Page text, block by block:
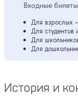
Входные
Для взрослых
Для студентов
Для
Для
История и